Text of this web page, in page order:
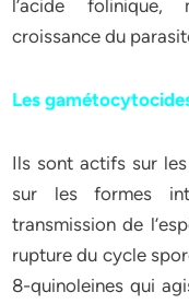
l’acide folinique,
croissance du
Les
Ils sont actifs sur
sur les formes
transmission de
rupture du cycle
8-quinoleines qui